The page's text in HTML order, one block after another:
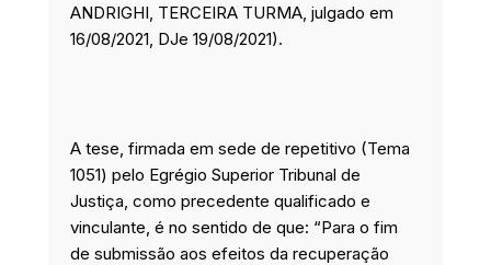
ANDRIGHI, TERCEIRA TURMA, julgado em
16/08/2021, DJe 19/08/2021).
A tese, firmada em sede de repetitivo (Tema
1051) pelo Egrégio Superior Tribunal de
Justiça, como precedente qualificado e
vinculante, é no sentido de que: “Para o fim
de submissão aos efeitos da recuperação